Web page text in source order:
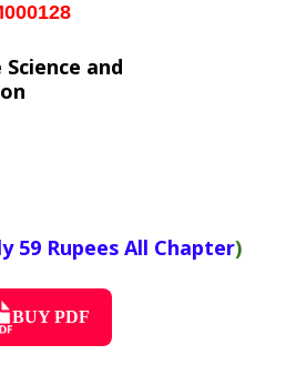
Science and
59 Rupees All Chapter)
BUY PDF